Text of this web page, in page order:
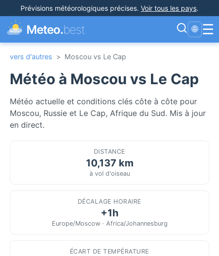
Prévisions météorologiques précises. Voir tous les pays.
Meteo.best 🌐 ☰
vers d'autres > Moscou vs Le Cap
Météo à Moscou vs Le Cap
Météo actuelle et conditions clés côte à côte pour
Moscou, Russie et Le Cap, Afrique du Sud. Mis à jour
en direct.
DISTANCE
10,137 km
à vol d'oiseau
DÉCALAGE HORAIRE
+1h
Europe/Moscow · Africa/Johannesburg
ÉCART DE TEMPÉRATURE